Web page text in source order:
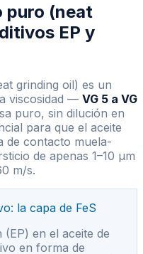
puro (neat
EP y
grinding oil) es un
viscosidad — VG 5 a VG
puro, sin dilución en
para que el aceite
de contacto muela-
de apenas 1–10 µm
m/s.
la capa de FeS
en el aceite de
en forma de